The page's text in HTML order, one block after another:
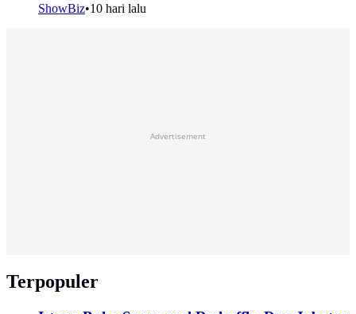
ShowBiz•10 hari lalu
Advertisement
Terpopuler